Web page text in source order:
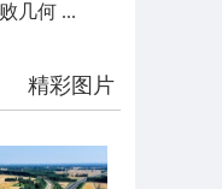
几何 ...
精彩图片